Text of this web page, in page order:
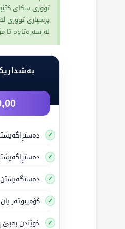
ئەو کەسەی
تێبینی:
مۆڵەتی شۆفێری A2
بەم مۆڵەتە
ئەو کەسەی کە
مۆڵەتی شۆفێری A
بەم مۆڵەتە
ئەو کەسەی کە
مۆڵەتی شۆفێری AM
کاتێک هەر
تووری سکای
پرسیاری تووری
لە سەرەتاوە
kr
دەستڕاگەیشتن بە
کۆمپیوتەر
خوێندن بەبێ